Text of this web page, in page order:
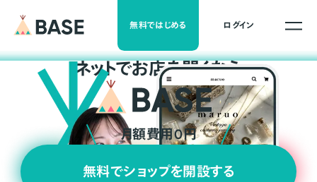
無料ではじめる ログイン
ネットでお店を開くなら
月額費用0円
無料でショップを開設する